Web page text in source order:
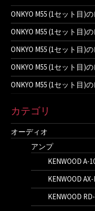
ONKYO M55 (1セット目)
ONKYO M55 (1セット目)
ONKYO M55 (1セット目)
ONKYO M55 (1セット目)
ONKYO M55 (1セット目)
カテゴリ
オーディオ
アンプ
KENWOOD A-
KENWOOD
KENWOOD